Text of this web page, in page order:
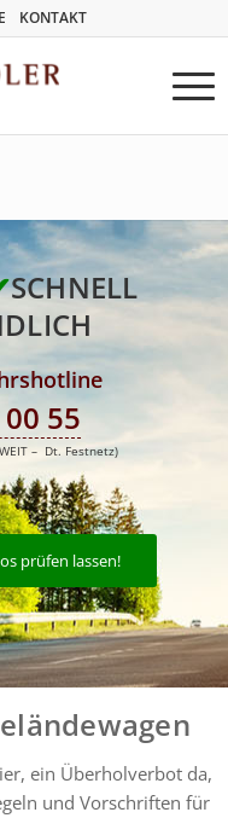
KONTAKT
SCHNELL
55
– Dt. Festnetz)
prüfen lassen!
ein Überholverbot da,
und Vorschriften für